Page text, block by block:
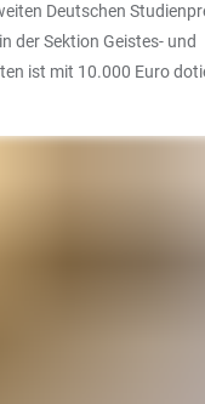
Deutschen
der Sektion Geistes- und
ist mit 10.000 Euro